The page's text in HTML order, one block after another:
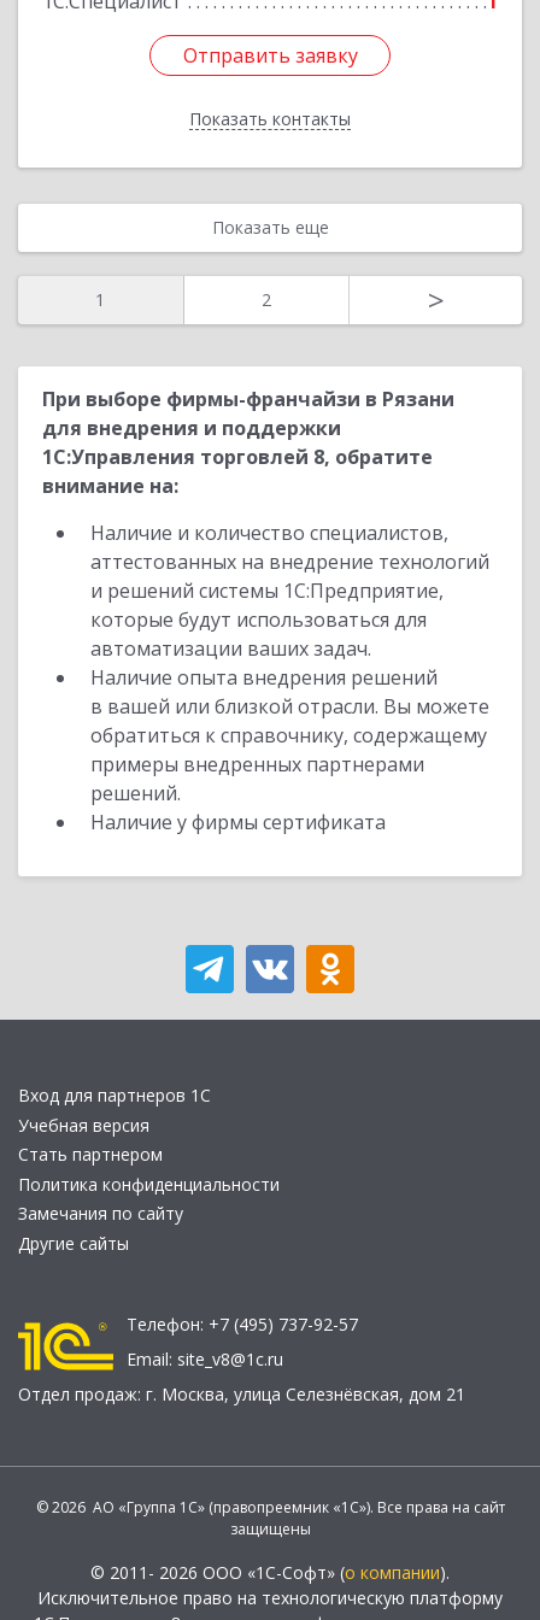
Отправить заявку
Показать контакты
Отправить заявку
Назад
Показать еще
1 2 >
При выборе фирмы-франчайзи в Рязани
для внедрения и поддержки
1С:Управления торговлей 8, обратите
внимание на:
Наличие и количество специалистов,
аттестованных на внедрение технологий
и решений системы 1С:Предприятие,
которые будут использоваться для
автоматизации ваших задач.
Наличие опыта внедрения решений
в вашей или близкой отрасли. Вы можете
обратиться к справочнику, содержащему
примеры внедренных партнерами
решений.
Наличие у фирмы сертификата
Вход для партнеров 1С
Учебная версия
Стать партнером
Политика конфиденциальности
Замечания по сайту
Другие сайты
Телефон: +7 (495) 737-92-57
Email: site_v8@1c.ru
Отдел продаж: г. Москва, улица Селезнёвская, дом 21
© 2026 АО «Группа 1С» (правопреемник «1С»). Все права на сайт
защищены
© 2011- 2026 ООО «1С-Софт» (о компании).
Исключительное право на технологическую платформу